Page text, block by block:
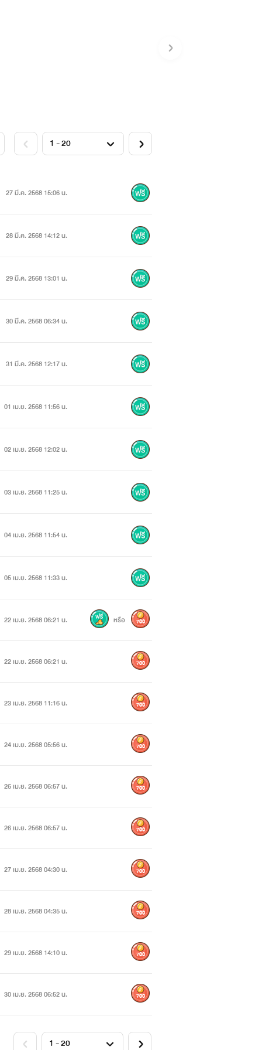
27 มี.ค. 2568 15:06 น.
28 มี.ค. 2568 14:12 น.
29 มี.ค. 2568 13:01 น.
30 มี.ค. 2568 06:34 น.
31 มี.ค. 2568 12:17 น.
01 เม.ย. 2568 11:56 น.
02 เม.ย. 2568 12:02 น.
03 เม.ย. 2568 11:25 น.
04 เม.ย. 2568 11:54 น.
05 เม.ย. 2568 11:33 น.
22 เม.ย. 2568 06:21 น. หรือ 700
22 เม.ย. 2568 06:21 น. 700
23 เม.ย. 2568 11:16 น. 700
24 เม.ย. 2568 05:56 น. 700
26 เม.ย. 2568 06:57 น. 700
26 เม.ย. 2568 06:57 น. 700
27 เม.ย. 2568 04:30 น. 700
28 เม.ย. 2568 04:35 น. 700
29 เม.ย. 2568 14:10 น. 700
30 เม.ย. 2568 06:52 น. 700